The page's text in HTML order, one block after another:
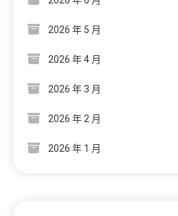
2026 年 5 月
2026 年 4 月
2026 年 3 月
2026 年 2 月
2026 年 1 月